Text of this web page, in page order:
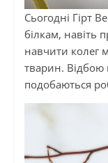
Сьогодні Гірт
білкам, навіть
навчити колег
тварин. Відбою
подобаються